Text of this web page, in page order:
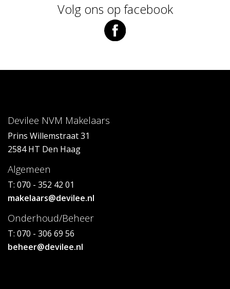
Volg ons op facebook
Devilee NVM Makelaars
Prins Willemstraat 31
2584 HT Den Haag
Algemeen
T: 070 - 352 42 01
makelaars@devilee.nl
Onderhoud/Beheer
T: 070 - 306 69 56
beheer@devilee.nl